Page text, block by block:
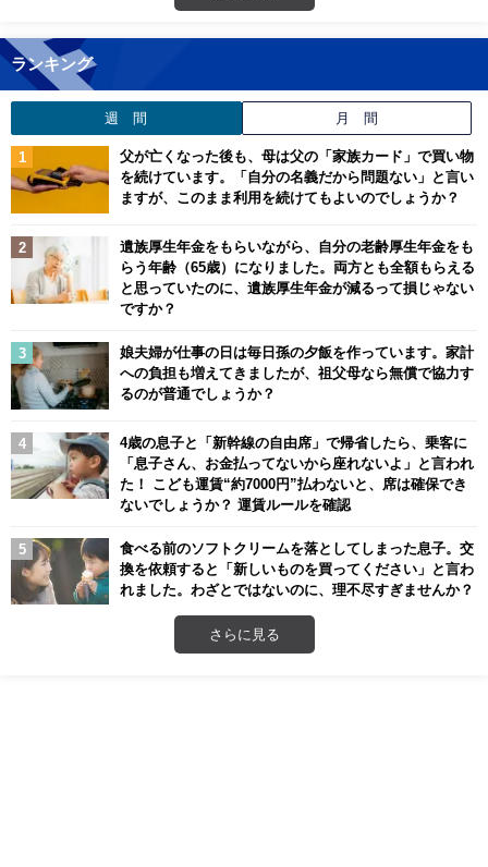
ランキング
週 間 月 間
父が亡くなった後も、母は父の「家族カード」で買い物
を続けています。「自分の名義だから問題ない」と言い
ますが、このまま利用を続けてもよいのでしょうか？
遺族厚生年金をもらいながら、自分の老齢厚生年金をも
らう年齢（65歳）になりました。両方とも全額もらえる
と思っていたのに、遺族厚生年金が減るって損じゃない
ですか？
娘夫婦が仕事の日は毎日孫の夕飯を作っています。家計
への負担も増えてきましたが、祖父母なら無償で協力す
るのが普通でしょうか？
4歳の息子と「新幹線の自由席」で帰省したら、乗客に
「息子さん、お金払ってないから座れないよ」と言われ
た！ こども運賃“約7000円”払わないと、席は確保でき
ないでしょうか？ 運賃ルールを確認
食べる前のソフトクリームを落としてしまった息子。交
換を依頼すると「新しいものを買ってください」と言わ
れました。わざとではないのに、理不尽すぎませんか？
さらに見る